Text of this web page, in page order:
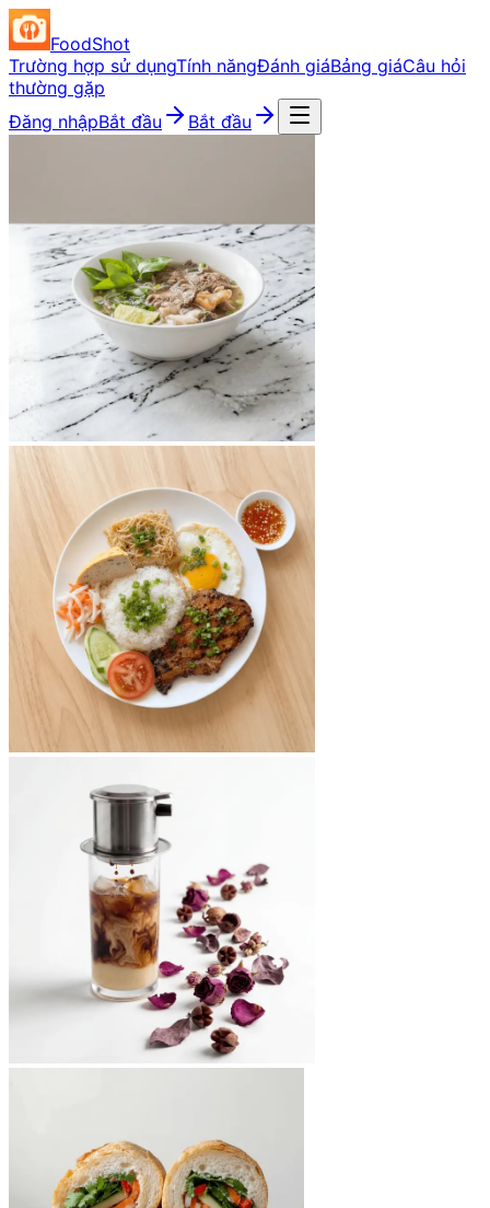
FoodShot
Trường hợp sử dụngTính năngĐánh giáBảng giáCâu hỏi
thường gặp
Đăng nhậpBắt đầu Bắt đầu